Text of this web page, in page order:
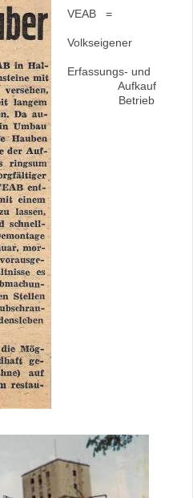
VEAB =
Volkseigener
Erfassungs- und
Aufkauf
Betrieb